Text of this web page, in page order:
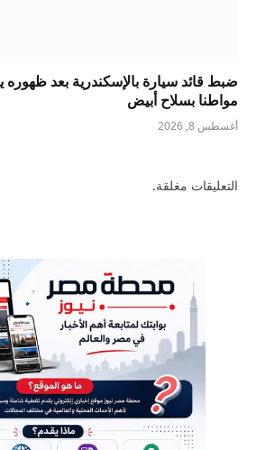
ضبط قائد سيارة بالإسكندرية بعد ظهوره
مواطنا بسلاح أبيض
أغسطس 8, 2026
التعليقات مغلقة.